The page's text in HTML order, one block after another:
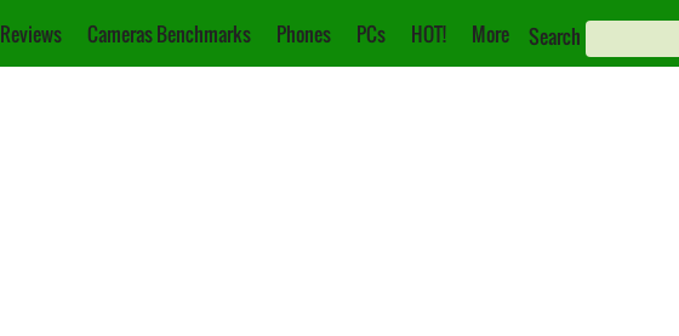
Reviews Cameras Benchmarks Phones PCs HOT! More Search